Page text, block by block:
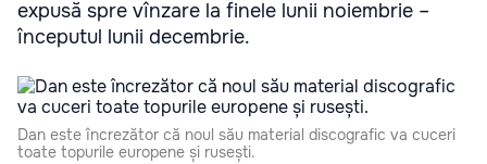
expusă spre vînzare la finele lunii noiembrie –
începutul lunii decembrie.
Dan este încrezător că noul său material discografic va cuceri
toate topurile europene și rusești.